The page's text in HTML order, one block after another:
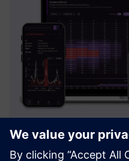
AIRIA, AI Spatial